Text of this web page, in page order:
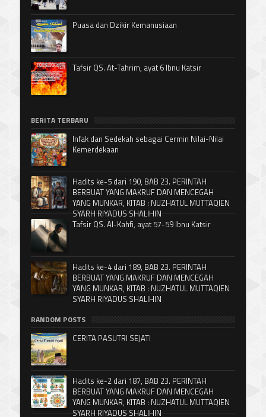
Puasa dan Dzikir Kemanusiaan
Tafsir QS. At-Tahrim, ayat 6 Ibnu Katsir
BERITA TERBARU
Infak dan Sedekah sebagai Cermin Nilai-Nilai
Kemerdekaan
Hadits ke-5 dari 190, BAB 23. PERINTAH
BERBUAT YANG MAKRUF DAN MENCEGAH
YANG MUNKAR, KITAB : NUZHATUL MUTTAQIEN
SYARH RIYADUS SHALIHIN
Tafsir QS. Al-Kahfi, ayat 57-59 Ibnu Katsir
Hadits ke-4 dari 189, BAB 23. PERINTAH
BERBUAT YANG MAKRUF DAN MENCEGAH
YANG MUNKAR, KITAB : NUZHATUL MUTTAQIEN
SYARH RIYADUS SHALIHIN
RANDOM POSTS
CERITA PASUTRI SEJATI
Hadits ke-2 dari 187, BAB 23. PERINTAH
BERBUAT YANG MAKRUF DAN MENCEGAH
YANG MUNKAR, KITAB : NUZHATUL MUTTAQIEN
SYARH RIYADUS SHALIHIN